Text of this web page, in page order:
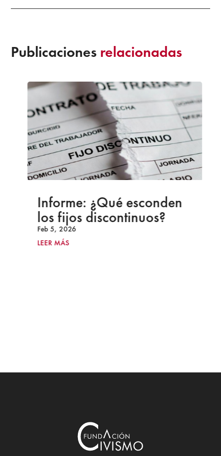
Publicaciones relacionadas
Informe: ¿Qué esconden
los fijos discontinuos?
Feb 5, 2026
LEER MÁS